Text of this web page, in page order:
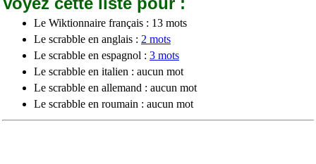
Le Wiktionnaire français : 13 mots
Le scrabble en anglais : 2 mots
Le scrabble en espagnol : 3 mots
Le scrabble en italien : aucun mot
Le scrabble en allemand : aucun mot
Le scrabble en roumain : aucun mot